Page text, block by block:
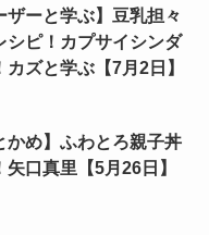
ザーと学ぶ】豆乳担々
シピ！カプサイシンダ
カズと学ぶ【7月2日】
かめ】ふわとろ親子丼
口真里【5月26日】